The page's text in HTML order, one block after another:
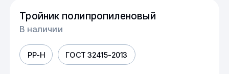
Тройник полипропиленовый
В наличии
PP-H ГОСТ 32415-2013